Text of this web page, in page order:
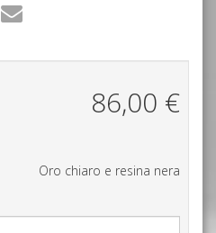
86,00 €
Oro chiaro e resina nera